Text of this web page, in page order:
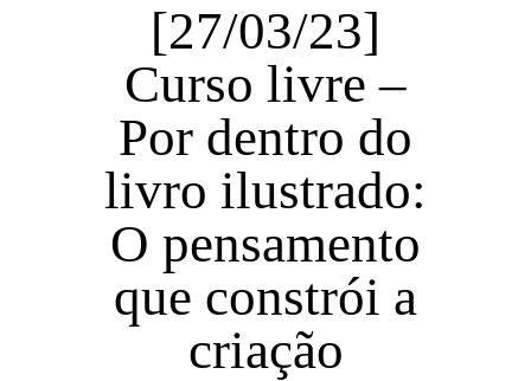
[27/03/23]
Curso livre –
Por dentro do
livro ilustrado:
O pensamento
que constrói a
criação